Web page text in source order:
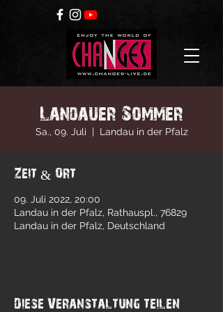
Landauer Sommer
Sa., 09. Juli
  |
Landau in der Pfalz
Zeit & Ort
09. Juli 2022, 20:00
Landau in der Pfalz, Rathauspl., 76829
Landau in der Pfalz, Deutschland
Diese Veranstaltung teilen